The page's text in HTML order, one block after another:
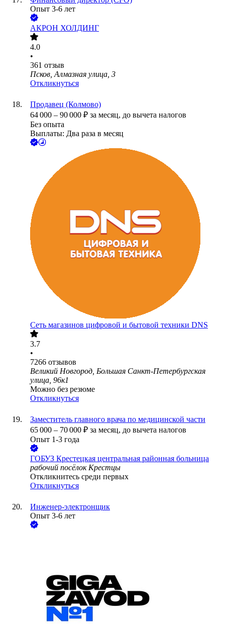
Опыт 3-6 лет
АКРОН ХОЛДИНГ
4.0
•
361 отзыв
Псков, Алмазная улица, 3
Откликнуться
Продавец (Колмово)
64 000 – 90 000 ₽ за месяц, до вычета налогов
Без опыта
Выплаты: Два раза в месяц
Сеть магазинов цифровой и бытовой техники DNS
3.7
•
7266 отзывов
Великий Новгород, Большая Санкт-Петербургская
улица, 96к1
Можно без резюме
Откликнуться
Заместитель главного врача по медицинской части
65 000 – 70 000 ₽ за месяц, до вычета налогов
Опыт 1-3 года
ГОБУЗ Крестецкая центральная районная больница
рабочий посёлок Крестцы
Откликнитесь среди первых
Откликнуться
Инженер-электронщик
Опыт 3-6 лет